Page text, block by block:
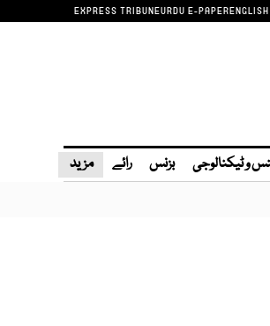
EXPRESS TRIBUNEURDU E-PAPER
و ٹیکنالوجی بزنس رائے مزید